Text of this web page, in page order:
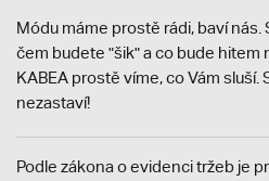
Módu máme prostě rádi, baví nás.
čem budete "šik" a co bude hitem
KABEA prostě víme, co Vám sluší.
nezastaví!
Podle zákona o evidenci tržeb je